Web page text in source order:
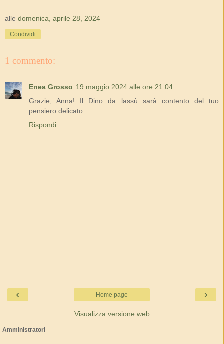
alle domenica, aprile 28, 2024
Condividi
1 commento:
Enea Grosso 19 maggio 2024 alle ore 21:04
Grazie, Anna! Il Dino da lassù sarà contento del tuo
pensiero delicato.
Rispondi
‹ ›
Home page
Visualizza versione web
Amministratori